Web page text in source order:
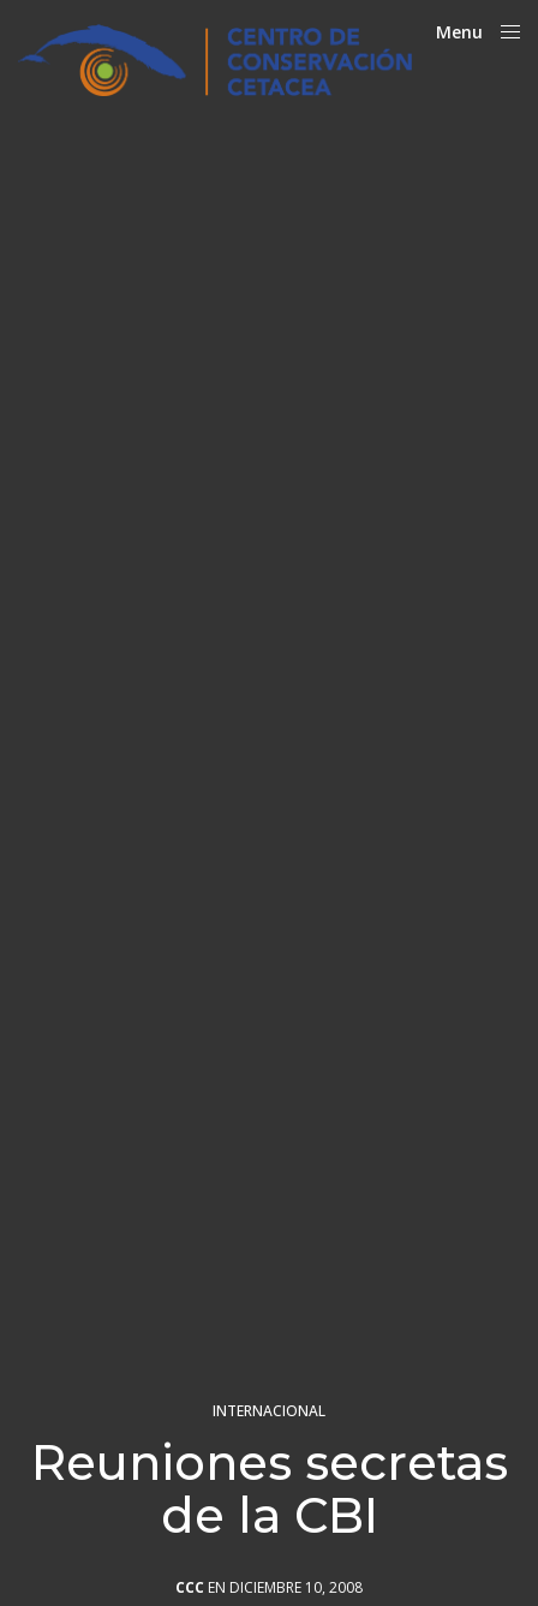
Menu
INTERNACIONAL
Reuniones secretas
de la CBI
CCC EN DICIEMBRE 10, 2008